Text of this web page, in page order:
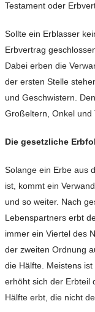
Testament oder
Sollte ein Erblasser
Erbvertrag
Dabei erben die
der ersten Stelle
und Geschwistern.
Großeltern, Onkel und
Die gesetzliche
Solange ein Erbe aus
ist, kommt ein
und so weiter. Nach
Lebenspartners erbt
immer ein Viertel des
der zweiten Ordnung
die Hälfte. Meistens
erhöht sich der Erbteil
Hälfte erbt, die nicht